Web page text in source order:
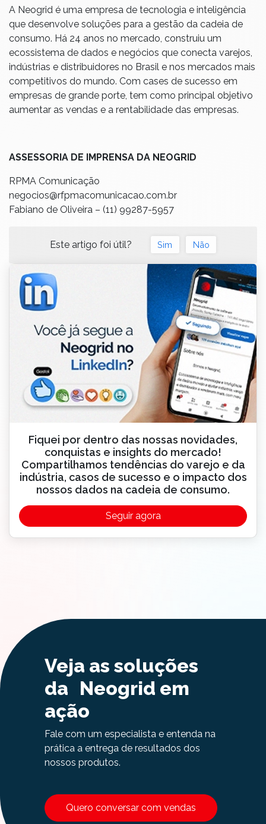
A Neogrid é uma empresa de tecnologia e inteligência
que desenvolve soluções para a gestão da cadeia de
consumo. Há 24 anos no mercado, construiu um
ecossistema de dados e negócios que conecta varejos,
indústrias e distribuidores no Brasil e nos mercados mais
competitivos do mundo. Com cases de sucesso em
empresas de grande porte, tem como principal objetivo
aumentar as vendas e a rentabilidade das empresas.
ASSESSORIA DE IMPRENSA DA NEOGRID
RPMA Comunicação
negocios@rfpmacomunicacao.com.br
Fabiano de Oliveira – (11) 99287-5957
Este artigo foi útil? Sim Não
Fiquei por dentro das nossas novidades,
conquistas e insights do mercado!
Compartilhamos tendências do varejo e da
indústria, casos de sucesso e o impacto dos
nossos dados na cadeia de consumo.
Seguir agora
Veja as soluções
da Neogrid em
ação
Fale com um especialista e entenda na
prática a entrega de resultados dos
nossos produtos.
Quero conversar com vendas